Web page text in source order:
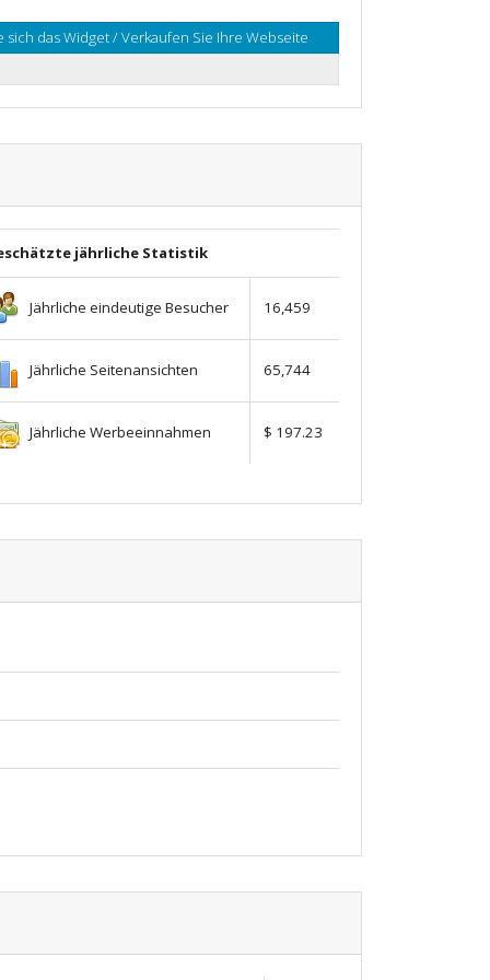
das Widget / Verkaufen Sie Ihre Webseite
jährliche Statistik
Jährliche eindeutige Besucher 16,459
Jährliche Seitenansichten 65,744
Jährliche Werbeeinnahmen $ 197.23